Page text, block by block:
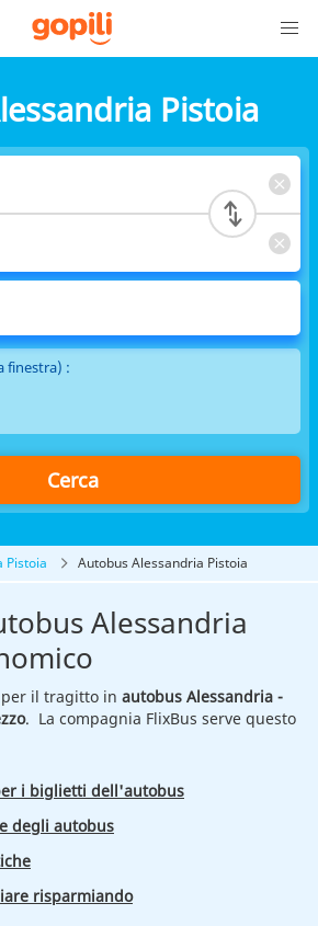
Pistoia
finestra) :
Cerca
Pistoia Autobus Alessandria Pistoia
Alessandria
il tragitto in autobus Alessandria -
. La compagnia FlixBus serve questo
i biglietti dell'autobus
degli autobus
risparmiando